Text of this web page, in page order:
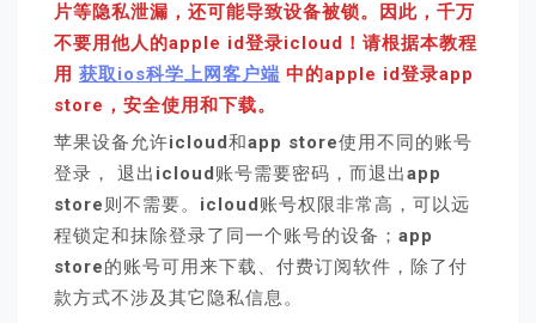
片等隐私泄漏，还可能导致设备被锁。因此，千万
不要用他人的apple id登录icloud！请根据本教程
用 获取ios科学上网客户端 中的apple id登录app
store，安全使用和下载。
苹果设备允许icloud和app store使用不同的账号
登录， 退出 icloud 账号需要密码，而退出app
store则不需要。 icloud 账号权限非常高，可以远
程锁定和抹除登录了同一个账号的设备； app
store的账号可用来下载、付费订阅软件，除了付
款方式不涉及其它隐私信息。